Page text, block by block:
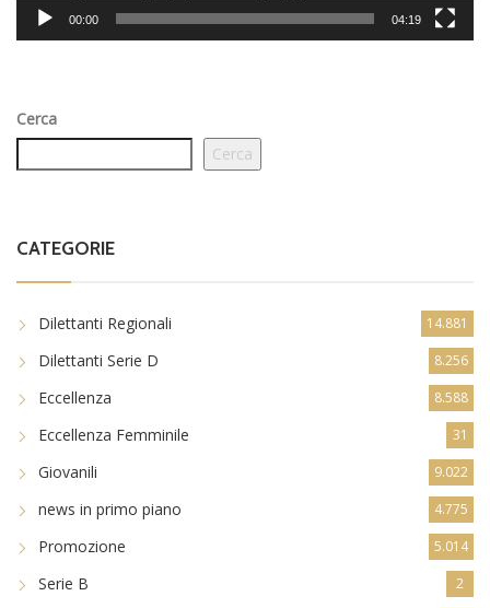
00:00 04:19
Cerca
Cerca
CATEGORIE
Dilettanti Regionali 14.881
Dilettanti Serie D 8.256
Eccellenza 8.588
Eccellenza Femminile 31
Giovanili 9.022
news in primo piano 4.775
Promozione 5.014
Serie B 2